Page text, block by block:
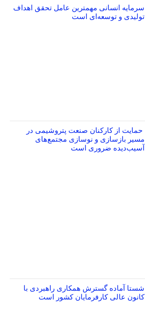
سرمایه انسانی مهمترین عامل تحقق اهداف
تولیدی و توسعه‌ای است
حمایت از کارکنان صنعت پتروشیمی در
مسیر بازسازی و نوسازی مجتمع‌های
آسیب‌دیده ضروری است
شستا آماده گسترش همکاری راهبردی با
کانون عالی کارفرمایان کشور است